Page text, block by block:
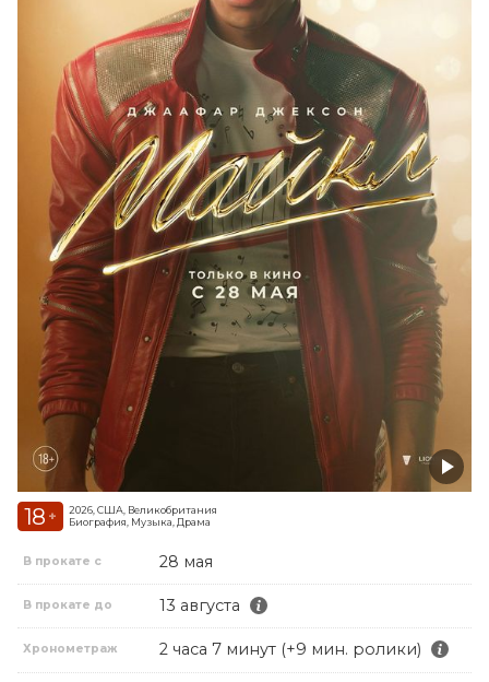
18 +
2026, США, Великобритания
Биография, Музыка, Драма
В прокате с 28 мая
В прокате до 13 августа
Хронометраж 2 часа 7 минут (+9 мин. ролики)